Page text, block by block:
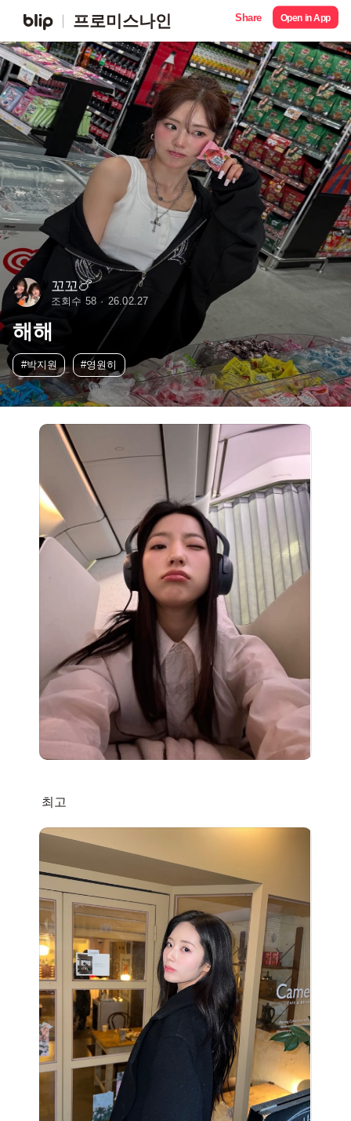
프로미스나인 Share Open in App
꼬꼬🍗
조회수 58 26.02.27
해해
#박지원 #영원히